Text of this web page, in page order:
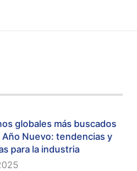
globales más buscados
Año Nuevo: tendencias y
para la industria